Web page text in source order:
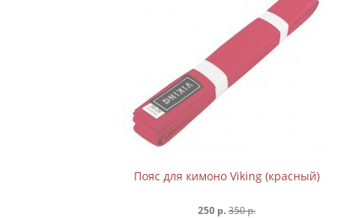
Пояс для кимоно Viking (красный)
350 р.